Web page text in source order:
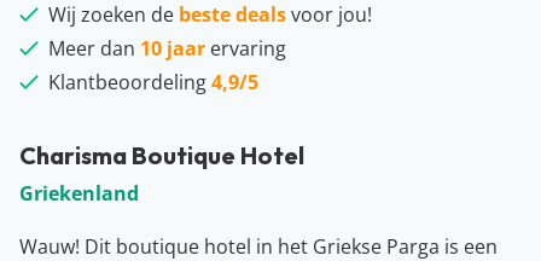
Charisma Boutique Hotel
Griekenland
Wauw! Dit boutique hotel in het Griekse Parga is een
Wij zoeken de beste dealsvoor jou!
Meer dan 10 jaar ervaring
Klantbeoordeling4,9/5